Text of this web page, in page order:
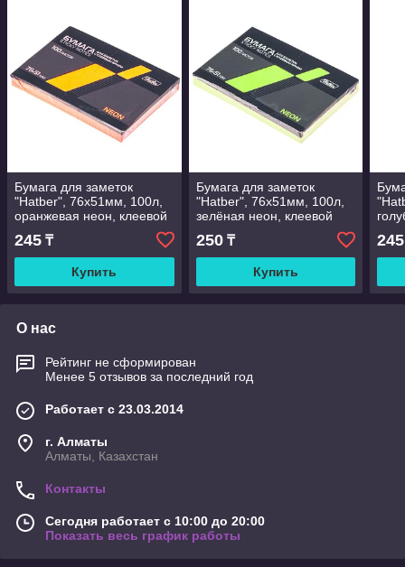
Бумага для заметок
"Hatber", 76х51мм, 100л,
оранжевая неон, клеевой
край, в плёнке
245 ₸
Купить
Бумага для заметок
"Hatber", 76х51мм, 100л,
зелёная неон, клеевой
край, в плёнке
250₸
Купить
245
О нас
Рейтинг не сформирован
Менее 5 отзывов за последний год
Работает с 23.03.2014
г. Алматы
Алматы, Казахстан
Контакты
Сегодня работает с 10:00 до 20:00
Показать весь график работы